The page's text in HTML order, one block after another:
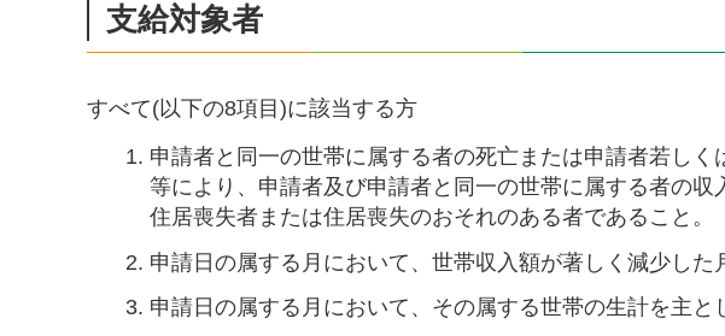
支給対象者
すべて(以下の8項目)に該当する方
申請者と同一の世帯に属する者の死亡または申請者若し
等により、申請者及び申請者と同一の世帯に属する者の収
住居喪失者または住居喪失のおそれのある者であること。
申請日の属する月において、世帯収入額が著しく減少した
申請日の属する月において、その属する世帯の生計を主と